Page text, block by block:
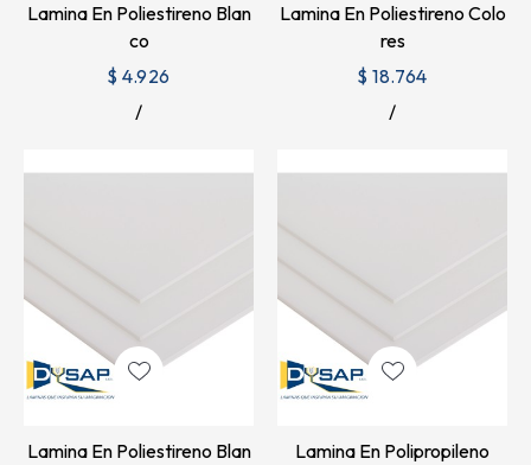
Lamina En Poliestireno Blan
Co
$ 4.926
Lamina En Poliestireno Colo
Res
$ 18.764
Lamina En Poliestireno Blan
Lamina En Polipropileno